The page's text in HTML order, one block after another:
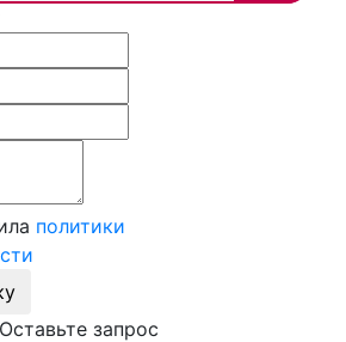
политики
Оставьте запрос